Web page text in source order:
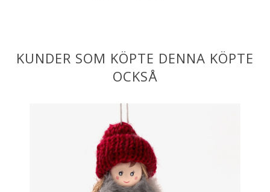
KUNDER SOM KÖPTE DENNA KÖPTE
OCKSÅ